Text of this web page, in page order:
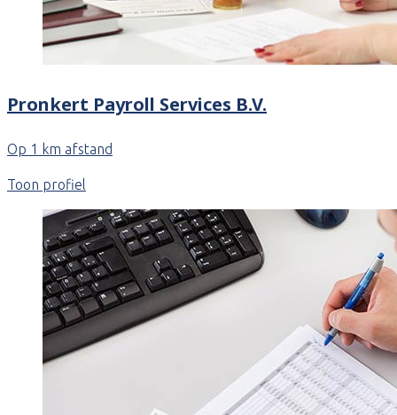
Pronkert Payroll Services B.V.
Op 1 km afstand
Toon profiel